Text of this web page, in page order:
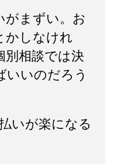
がまずい。お
かしなけれ
別相談では決
いいのだろう
いが楽になる